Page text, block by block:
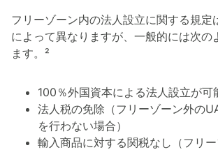
フリーゾーン内の法人設立に関する規定
によって異なりますが、一般的には次の
ます。²
100％外国資本による法人設立が可
法人税の免除（フリーゾーン外の
を行わない場合）
輸入商品に対する関税なし（フリ